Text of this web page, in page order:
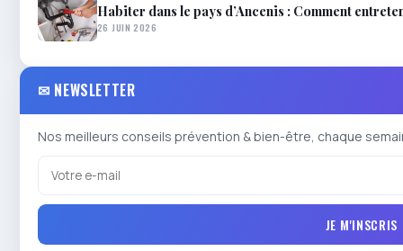
Habiter dans le pays d’Ancenis : Comment
26 JUIN 2026
✉ NEWSLETTER
Nos meilleurs conseils prévention & bien-être, chaque
JE M'INSCRIS